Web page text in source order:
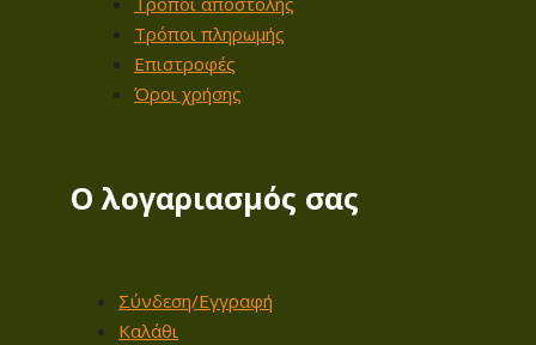
Τρόποι πληρωμής
Επιστροφές
Όροι χρήσης
Ο λογαριασμός σας
Σύνδεση/Εγγραφή
Καλάθι